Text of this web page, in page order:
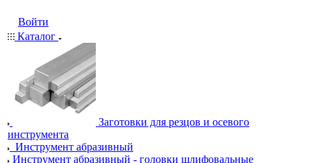
Войти
Каталог
Заготовки для резцов и осевого
инструмента
Инструмент абразивный
Инструмент абразивный - головки шлифовальные